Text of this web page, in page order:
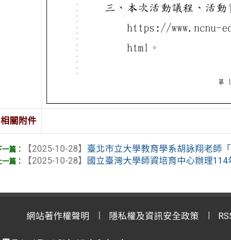
相關附件
【2025-10-28】 臺北市立大學教育學系胡詠翔老師
【2025-10-28】 國立臺灣大學師資培育中心辦理114
網站著作權聲明 隱私權及資訊安全政策